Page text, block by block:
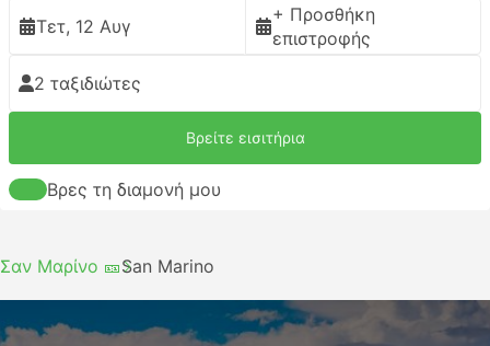
Τετ, 12 Αυγ
+ Προσθήκη
επιστροφής
2 ταξιδιώτες
Βρείτε εισιτήρια
Βρες τη διαμονή μου
Σαν Μαρίνο 🎫San Marino